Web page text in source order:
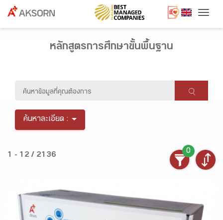
หลักสูตรการศึกษาขั้นพื้นฐาน
ค้นหาละเอียด :
1 - 12 / 2136
0